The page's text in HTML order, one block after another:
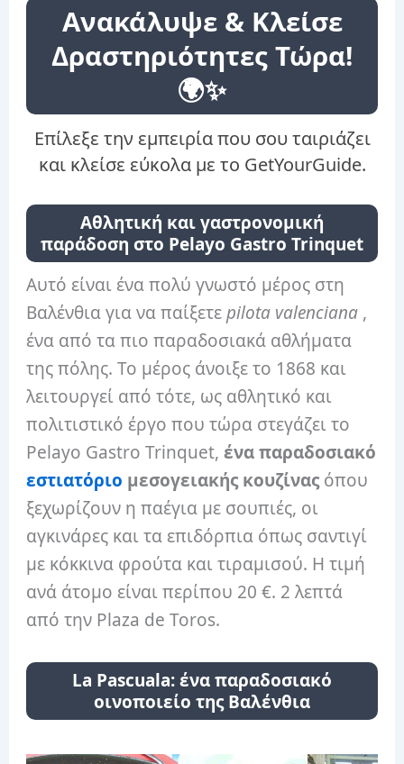
Ανακάλυψε & Κλείσε
Δραστηριότητες Τώρα!
🌍✨
Επίλεξε την εμπειρία που σου ταιριάζει
και κλείσε εύκολα με το GetYourGuide.
Αθλητική και γαστρονομική
παράδοση στο Pelayo Gastro Trinquet
Αυτό είναι ένα πολύ γνωστό μέρος στη
Βαλένθια για να παίξετεpilota valenciana ,
ένα από τα πιο παραδοσιακά αθλήματα
της πόλης. Το μέρος άνοιξε το 1868 και
λειτουργεί από τότε, ως αθλητικό και
πολιτιστικό έργο που τώρα στεγάζει το
Pelayo Gastro Trinquet,ένα παραδοσιακό
εστιατόριο μεσογειακής κουζίναςόπου
ξεχωρίζουν η παέγια με σουπιές, οι
αγκινάρες και τα επιδόρπια όπως σαντιγί
με κόκκινα φρούτα και τιραμισού. Η τιμή
ανά άτομο είναι περίπου 20 €. 2 λεπτά
από την Plaza de Toros.
La Pascuala: ένα παραδοσιακό
οινοποιείο της Βαλένθια